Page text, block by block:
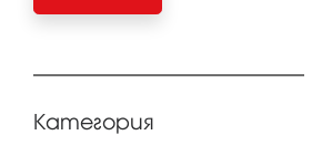
Категория